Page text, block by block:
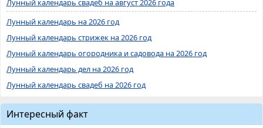
Лунный календарь свадеб на август 2026 года
Лунный календарь на 2026 год
Лунный календарь стрижек на 2026 год
Лунный календарь огородника и садовода на 2026 год
Лунный календарь дел на 2026 год
Лунный календарь свадеб на 2026 год
Интересный факт